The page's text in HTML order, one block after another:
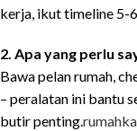
kerja, ikut timeline 5-
2. Apa yang perlu
Bawa pelan rumah,
– peralatan ini bantu
butir penting.